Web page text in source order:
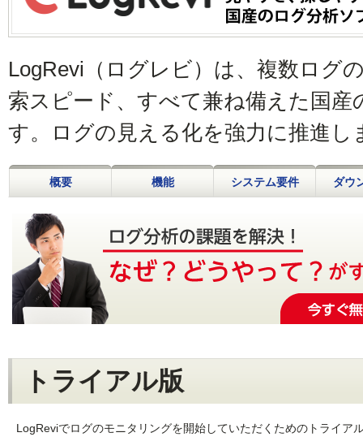
LogRevi（ログレビ）は、複数ログ
索スピード、すべて兼ね備えた国
す。ログの見える化を強力に推進し
概要 機能 システム要件 ダウ
トライアル版
LogReviでログのモニタリングを開始していただくためのトライア